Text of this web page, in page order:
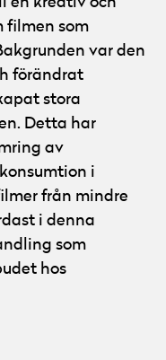
filmen som
var den
förändrat
stora
Detta har
av
i
från mindre
i denna
som
hos